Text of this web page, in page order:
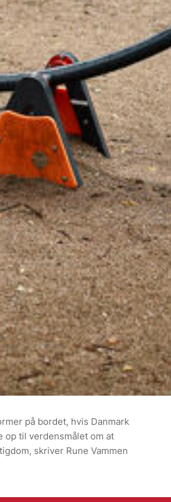
på bordet, hvis Danmark
op til verdensmålet om at
skriver Rune Vammen